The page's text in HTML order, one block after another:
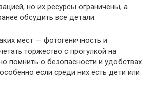
но их ресурсы ограничены, а
обсудить все детали.
мест — фотогеничность и
торжество с прогулкой на
помнить о безопасности и удобствах
если среди них есть дети или